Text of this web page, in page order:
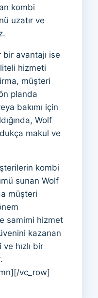
kombi
uzatır ve
bir avantajı ise
hizmeti
müşteri
planda
bakımı için
Wolf
makul ve
kombi
sunan Wolf
müşteri
samimi hizmet
kazanan
hızlı bir
vc_row]